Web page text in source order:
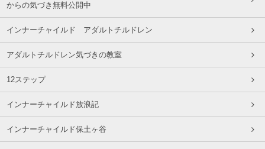
からの気づき無料公開中
インナーチャイルド アダルトチルドレン
アダルトチルドレン気づきの教室
12ステップ
インナーチャイルド放浪記
インナーチャイルド保土ヶ谷